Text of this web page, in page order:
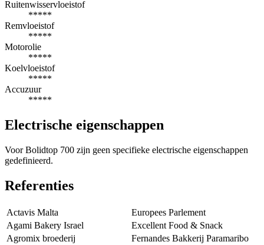
Ruitenwisservloeistof
*****
Remvloeistof
*****
Motorolie
*****
Koelvloeistof
*****
Accuzuur
*****
Electrische eigenschappen
Voor Bolidtop 700 zijn geen specifieke electrische eigenschappen
gedefinieerd.
Referenties
Actavis Malta
Europees Parlement
Agami Bakery Israel
Excellent Food & Snack
Agromix broederij
Fernandes Bakkerij Paramaribo